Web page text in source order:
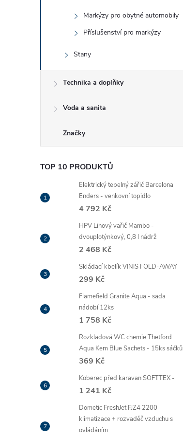
Markýzy pro obytné automobily
Příslušenství pro markýzy
Stany
Technika a doplňky
Voda a sanita
Značky
TOP 10 PRODUKTŮ
Elektrický tepelný zářič Barcelona
Enders - venkovní topidlo
4 792 Kč
HPV Lihový vařič Mambo -
dvouplotýnkový, 0,8 l nádrž
2 468 Kč
Skládací kbelík VINIS FOLD-AWAY
299 Kč
Flamefield Granite Aqua - sada
nádobí 12ks
1 758 Kč
Rozkladová WC chemie Thetford
Aqua Kem Blue Sachets - 15ks sáčků
369 Kč
Koberec před karavan SOFTTEX -
1 241 Kč
Dometic FreshJet FJZ4 2200
klimatizace + rozvaděč vzduchu s
ovládáním